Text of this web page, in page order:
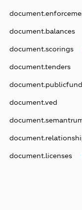
document.balances
document.scorings
document.tenders
document.ved
document.licenses